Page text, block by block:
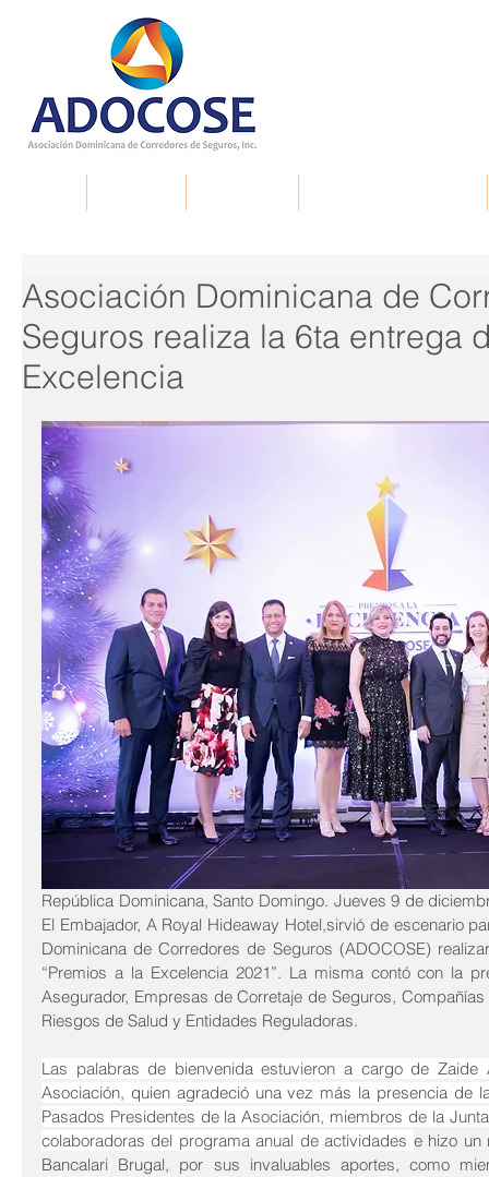
Asociación Dominicana de
Seguros realiza la 6ta entrega
Excelencia
República Dominicana, Santo Domingo. Jueves 9 de
El Embajador, A Royal Hideaway Hotel,sirvió de escenario
Dominicana de Corredores de Seguros (ADOCOSE)
“Premios a la Excelencia 2021”. La misma contó con la
Asegurador, Empresas de Corretaje de Seguros,
Riesgos de Salud y Entidades Reguladoras.
Las palabras de bienvenida estuvieron a cargo de Zaide
Asociación, quien agradeció una vez más la presencia de
Pasados Presidentes de la Asociación, miembros de la
colaboradoras del programa anual de actividades e hizo un
Bancalari Brugal, por sus invaluables aportes, como